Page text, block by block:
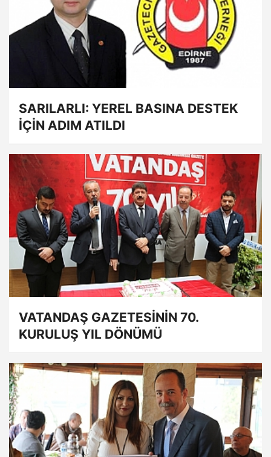
SARILARLI: YEREL BASINA DESTEK
İÇİN ADIM ATILDI
VATANDAŞ GAZETESİNİN 70.
KURULUŞ YIL DÖNÜMÜ